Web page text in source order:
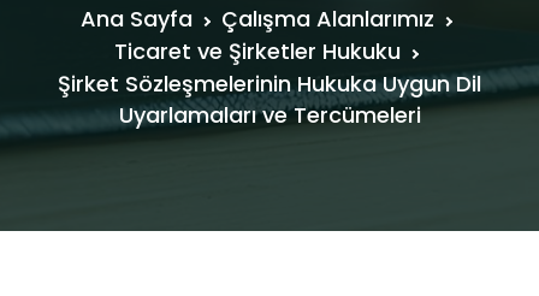
Ana Sayfa
Çalışma Alanlarımız
Ticaret ve Şirketler Hukuku
Şirket Sözleşmelerinin Hukuka Uygun Dil
Uyarlamaları ve Tercümeleri